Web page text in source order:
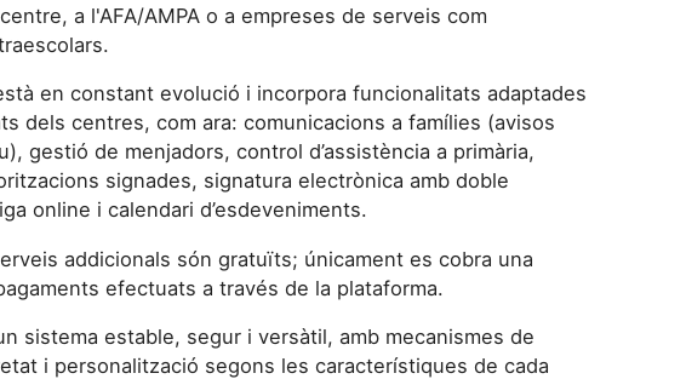
a l'AFA/AMPA o a empreses de serveis com
en constant evolució i incorpora funcionalitats adaptades
dels centres, com ara: comunicacions a famílies (avisos
gestió de menjadors, control d’assistència a primària,
signades, signatura electrònica amb doble
online i calendari d’esdeveniments.
addicionals són gratuïts; únicament es cobra una
efectuats a través de la plataforma.
sistema estable, segur i versàtil, amb mecanismes de
i personalització segons les característiques de cada